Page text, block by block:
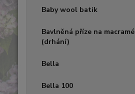
Baby wool batik
Bavlněná příze na macramé
(drhání)
Bella
Bella 100